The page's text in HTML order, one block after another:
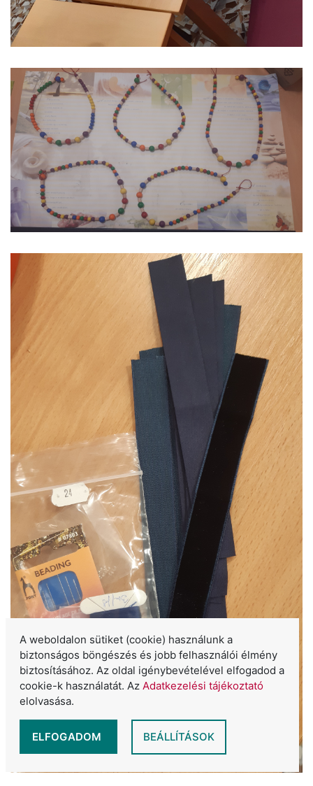
A weboldalon sütiket (cookie) használunk a
biztonságos böngészés és jobb felhasználói élmény
biztosításához. Az oldal igénybevételével elfogadod a
cookie-k használatát. Az Adatkezelési tájékoztató
elolvasása.
ELFOGADOM BEÁLLÍTÁSOK